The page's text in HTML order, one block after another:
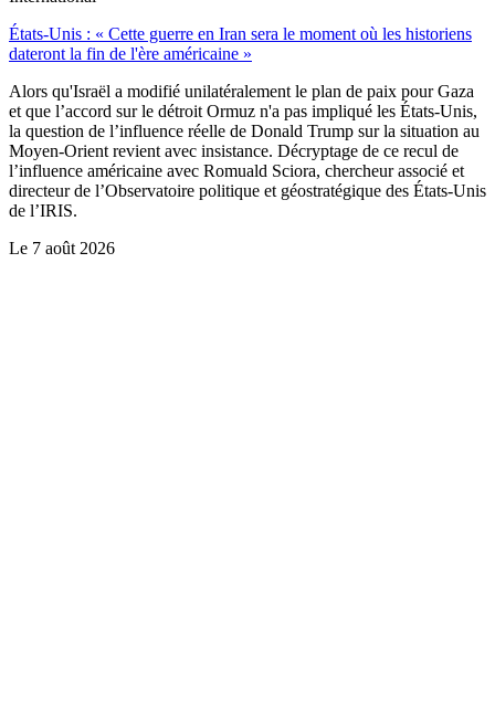
États-Unis : « Cette guerre en Iran sera le moment où les historiens
dateront la fin de l'ère américaine »
Alors qu'Israël a modifié unilatéralement le plan de paix pour Gaza
et que l’accord sur le détroit Ormuz n'a pas impliqué les États-Unis,
la question de l’influence réelle de Donald Trump sur la situation au
Moyen-Orient revient avec insistance. Décryptage de ce recul de
l’influence américaine avec Romuald Sciora, chercheur associé et
directeur de l’Observatoire politique et géostratégique des États-Unis
de l’IRIS.
Le 7 août 2026